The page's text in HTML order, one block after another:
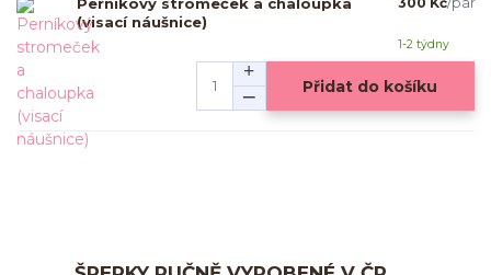
(visací náušnice)
1-2 týdny
Přidat do košíku